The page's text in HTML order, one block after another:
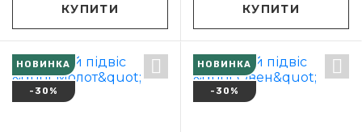
КУПИТИ КУПИТИ
НОВИНКА
-30%
НОВИНКА
-30%